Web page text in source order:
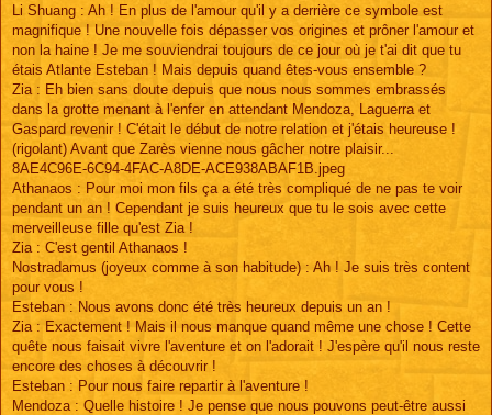
Li Shuang : Ah ! En plus de l'amour qu'il y a derrière ce symbole est
magnifique ! Une nouvelle fois dépasser vos origines et prôner l'amour et
non la haine ! Je me souviendrai toujours de ce jour où je t'ai dit que tu
étais Atlante Esteban ! Mais depuis quand êtes-vous ensemble ?
Zia : Eh bien sans doute depuis que nous nous sommes embrassés
dans la grotte menant à l'enfer en attendant Mendoza, Laguerra et
Gaspard revenir ! C'était le début de notre relation et j'étais heureuse !
(rigolant) Avant que Zarès vienne nous gâcher notre plaisir...
8AE4C96E-6C94-4FAC-A8DE-ACE938ABAF1B.jpeg
Athanaos : Pour moi mon fils ça a été très compliqué de ne pas te voir
pendant un an ! Cependant je suis heureux que tu le sois avec cette
merveilleuse fille qu'est Zia !
Zia : C'est gentil Athanaos !
Nostradamus (joyeux comme à son habitude) : Ah ! Je suis très content
pour vous !
Esteban : Nous avons donc été très heureux depuis un an !
Zia : Exactement ! Mais il nous manque quand même une chose ! Cette
quête nous faisait vivre l'aventure et on l'adorait ! J'espère qu'il nous reste
encore des choses à découvrir !
Esteban : Pour nous faire repartir à l'aventure !
Mendoza : Quelle histoire ! Je pense que nous pouvons peut-être aussi